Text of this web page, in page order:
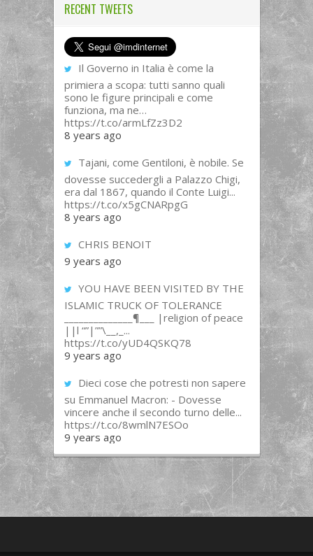
RECENT TWEETS
Il Governo in Italia è come la
primiera a scopa: tutti sanno quali
sono le figure principali e come
funziona, ma ne…
https://t.co/armLfZz3D2
8 years ago
Tajani, come Gentiloni, è nobile. Se
dovesse succedergli a Palazzo Chigi,
era dal 1867, quando il Conte Luigi...
https://t.co/x5gCNARpgG
8 years ago
CHRIS BENOIT
9 years ago
YOU HAVE BEEN VISITED BY THE
ISLAMIC TRUCK OF TOLERANCE
______________¶___ |religion of peace
||l “”|””\__,_...
https://t.co/yUD4QSKQ78
9 years ago
Dieci cose che potresti non sapere
su Emmanuel Macron: - Dovesse
vincere anche il secondo turno delle...
https://t.co/8wmlN7ESOo
9 years ago